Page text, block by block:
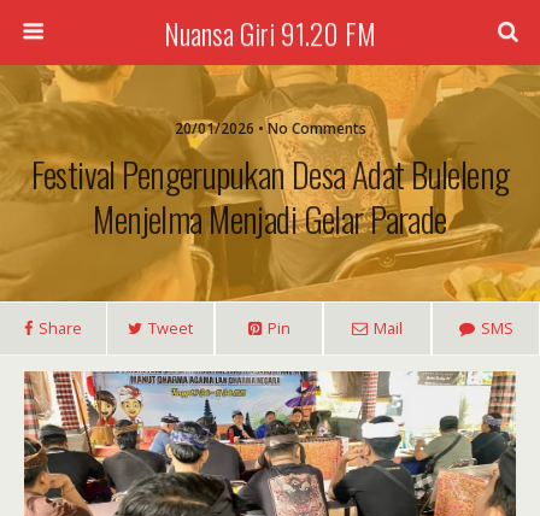
Nuansa Giri 91.20 FM
20/01/2026 • No Comments
Festival Pengerupukan Desa Adat Buleleng
Menjelma Menjadi Gelar Parade
Share Tweet Pin Mail SMS